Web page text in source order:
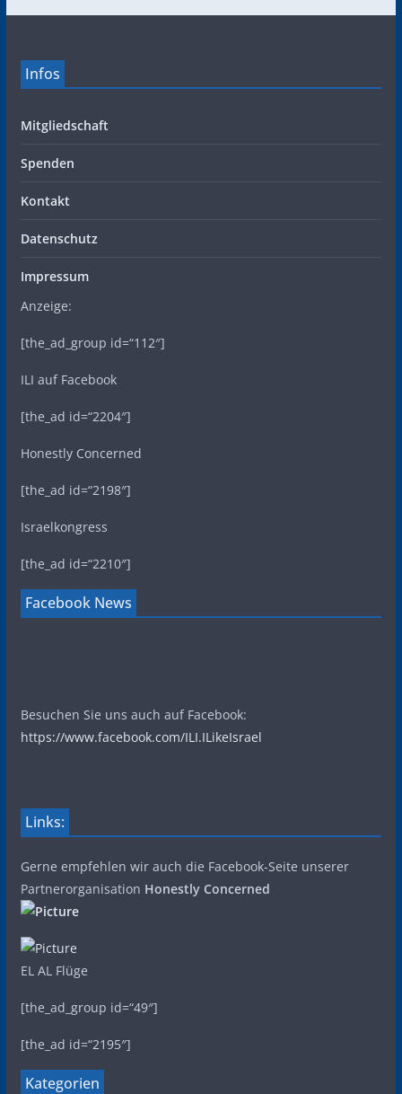
Infos
Mitgliedschaft
Spenden
Kontakt
Datenschutz
Impressum
Anzeige:
[the_ad_group id=“112″]
ILI auf Facebook
[the_ad id=“2204″]
Honestly Concerned
[the_ad id=“2198″]
Israelkongress
[the_ad id=“2210″]
Facebook News
Besuchen Sie uns auch auf Facebook:
https://www.facebook.com/ILI.ILikeIsrael
Links:
Gerne empfehlen wir auch die Facebook-Seite unserer
Partnerorganisation Honestly Concerned
EL AL Flüge
[the_ad_group id=“49″]
[the_ad id=“2195″]
Kategorien